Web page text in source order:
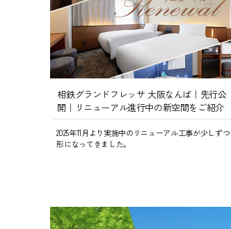
相鉄グランドフレッサ 大阪なんば｜先行公
開｜リニューアル進行中の新空間をご紹介
2025年11月より実施中のリニューアル工事が少しずつ
形になってきました。